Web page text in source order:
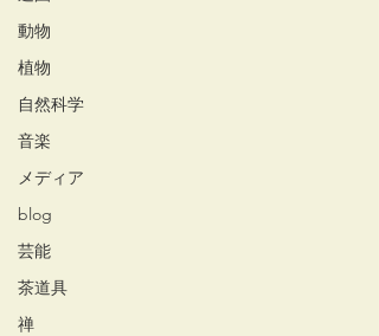
動物
植物
自然科学
音楽
メディア
blog
芸能
茶道具
禅